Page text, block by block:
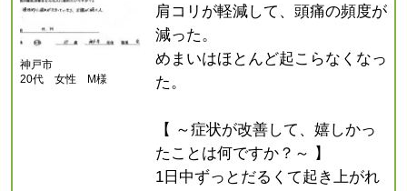
神戸市
20代 女性 M様
肩コリが軽減して、頭痛の頻度が
減った。
めまいはほとんど起こらなくなっ
た。
【 ～症状が改善して、嬉しかっ
たことは何ですか？～ 】
1日中ずっとだるくて起き上がれ